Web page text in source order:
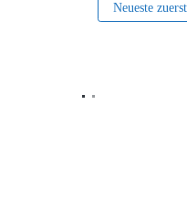
Neueste zuerst